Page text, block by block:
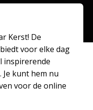
Kerst! De
voor elke dag
inspirerende
Je kunt hem nu
voor de online